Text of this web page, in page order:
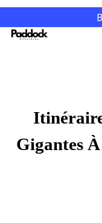
Passer
au
Gigantes